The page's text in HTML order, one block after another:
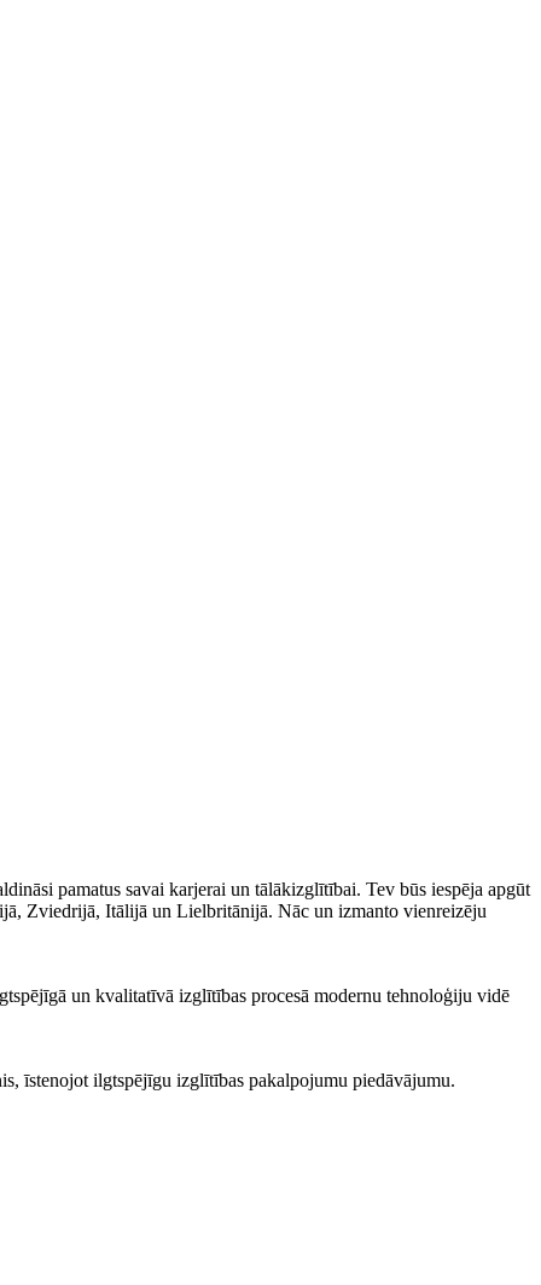
pamatus savai karjerai un tālākizglītībai. Tev būs iespēja apgūt
Zviedrijā, Itālijā un Lielbritānijā. Nāc un izmanto vienreizēju
un kvalitatīvā izglītības procesā modernu tehnoloģiju vidē
īstenojot ilgtspējīgu izglītības pakalpojumu piedāvājumu.